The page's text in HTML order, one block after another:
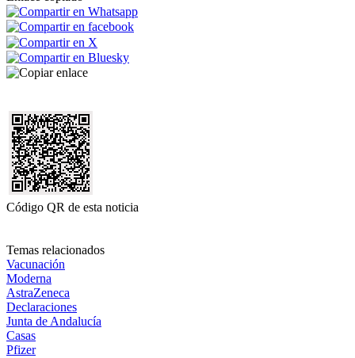
Código QR de esta noticia
Temas relacionados
Vacunación
Moderna
AstraZeneca
Declaraciones
Junta de Andalucía
Casas
Pfizer